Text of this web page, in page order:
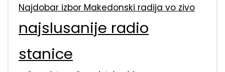
Najdobar izbor Makedonski radija vo zivo
najslusanije radio
stanice